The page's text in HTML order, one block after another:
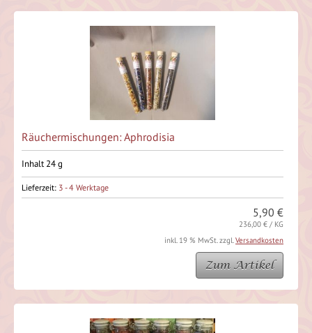
Räuchermischungen: Aphrodisia
Inhalt 24 g
Lieferzeit: 3 - 4 Werktage
5,90 €
236,00 € / KG
inkl. 19 % MwSt. zzgl.Versandkosten
Zum Artikel